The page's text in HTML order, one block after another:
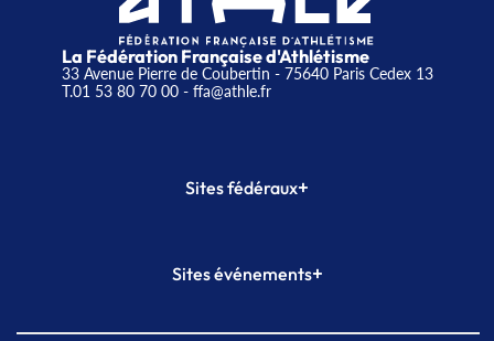
La Fédération Française d'Athlétisme
33 Avenue Pierre de Coubertin - 75640 Paris Cedex 13
T.01 53 80 70 00- ffa@athle.fr
Sites fédéraux+
Plateforme Formation
Sites événements+